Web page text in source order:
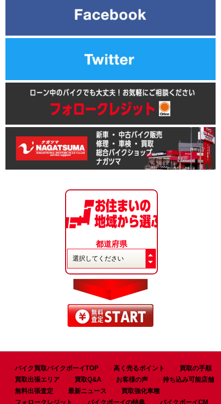
都道府県
バイク買取バイクボーイTOP 高く売るポイント
買取の手順
買取出張エリア
買取Q&A お客様の声
持ち込み可能店舗
無料出張査定
最新ニュース
買取強化車種
フォロークレジット
バイクボーイの特典 バイクボーイCM